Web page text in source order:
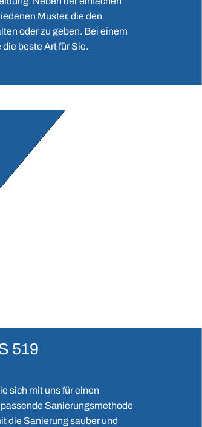
Muster, die den
oder zu geben. Bei einem
beste Art für Sie.
519
sich mit uns für einen
Sanierungsmethode
die Sanierung sauber und